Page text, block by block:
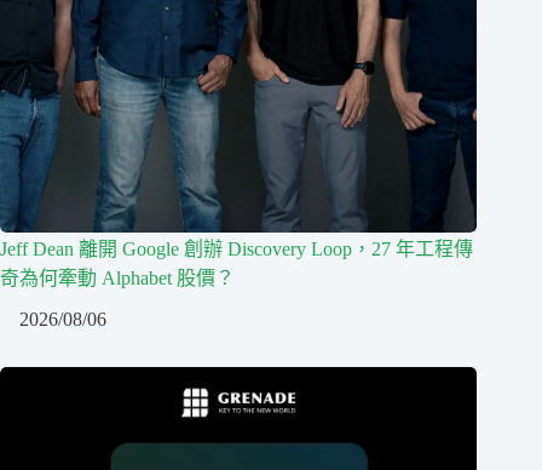
Jeff Dean 離開 Google 創辦 Discovery Loop，27 年工程傳
奇為何牽動 Alphabet 股價？
2026/08/06